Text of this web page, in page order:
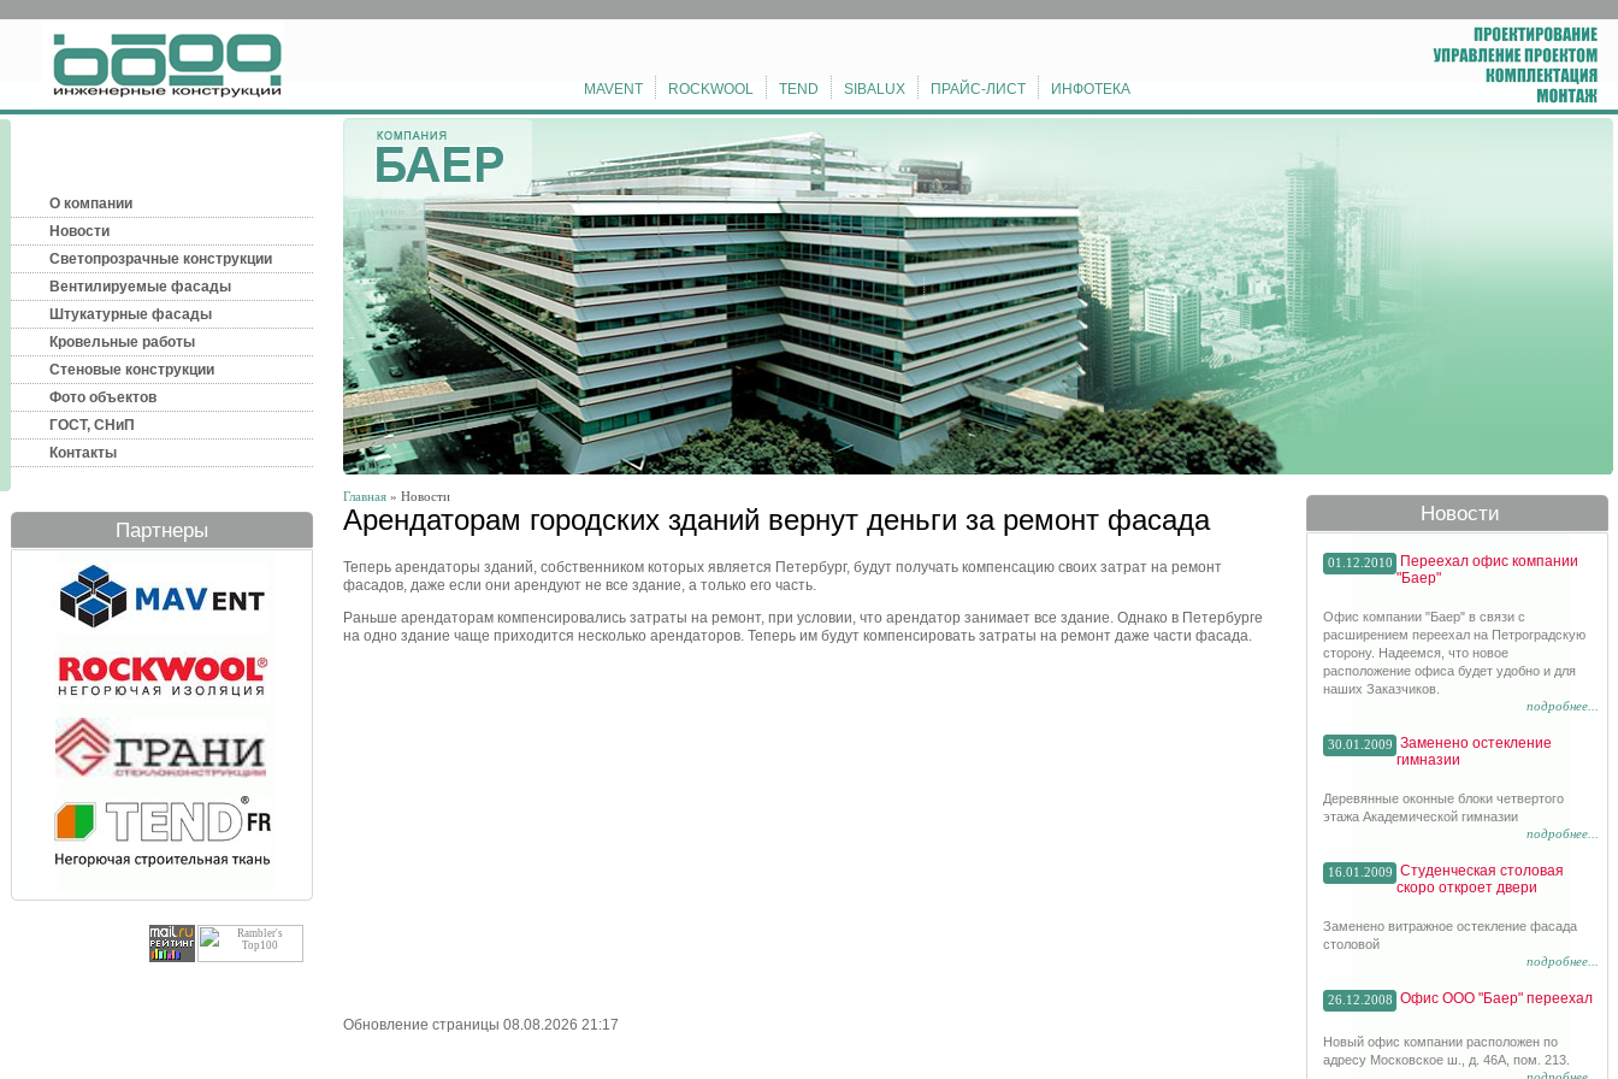
MAVENT ROCKWOOL TEND SIBALUX ПРАЙС-ЛИСТ ИНФОТЕКА
О компании
Новости
Светопрозрачные конструкции
Вентилируемые фасады
Штукатурные фасады
Кровельные работы
Стеновые конструкции
Фото объектов
ГОСТ, СНиП
Контакты
Партнеры
Главная » Новости
Арендаторам городских зданий вернут деньги за ремонт фасада
Теперь арендаторы зданий, собственником которых является Петербург, будут получать компенсацию своих затрат на ремонт
фасадов, даже если они арендуют не все здание, а только его часть.
Раньше арендаторам компенсировались затраты на ремонт, при условии, что арендатор занимает все здание. Однако в Петербурге
на одно здание чаще приходится несколько арендаторов. Теперь им будут компенсировать затраты на ремонт даже части фасада.
Обновление страницы 08.08.2026 21:17
Новости
01.12.2010
Переехал офис компании
"Баер"
Офис компании "Баер" в связи с
расширением переехал на Петроградскую
сторону. Надеемся, что новое
расположение офиса будет удобно и для
наших Заказчиков.
подробнее...
30.01.2009 Заменено остекление
гимназии
Деревянные оконные блоки четвертого
этажа Академической гимназии
подробнее...
16.01.2009 Студенческая столовая
скоро откроет двери
Заменено витражное остекление фасада
столовой
подробнее...
26.12.2008 Офис ООО "Баер" переехал
Новый офис компании расположен по
адресу Московское ш., д. 46А, пом. 213.